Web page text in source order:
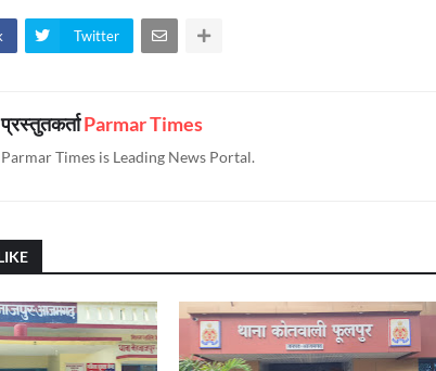
Twitter
प्रस्तुतकर्ताParmar Times
Parmar Times is Leading News Portal.